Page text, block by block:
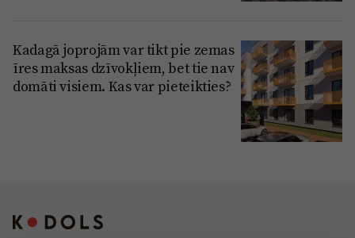
Kadagā joprojām var tikt pie zemas
īres maksas dzīvokļiem, bet tie nav
domāti visiem. Kas var pieteikties?